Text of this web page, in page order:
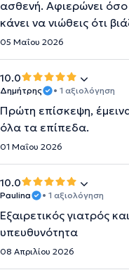
ασθενή. Αφιερώνει
κάνει να νιώθεις ότι
05 Μαΐου 2026
10.0
Δημήτρης • 1 αξιολόγηση
Πρώτη επίσκεψη,
όλα τα επίπεδα.
01 Μαΐου 2026
10.0
Paulina • 1 αξιολόγηση
Εξαιρετικός γιατρός
υπευθυνότητα
08 Απριλίου 2026